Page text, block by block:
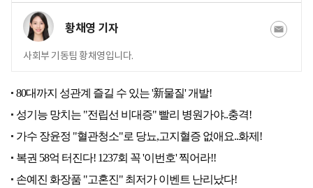
황채영 기자
사회부 기동팀 황채영입니다.